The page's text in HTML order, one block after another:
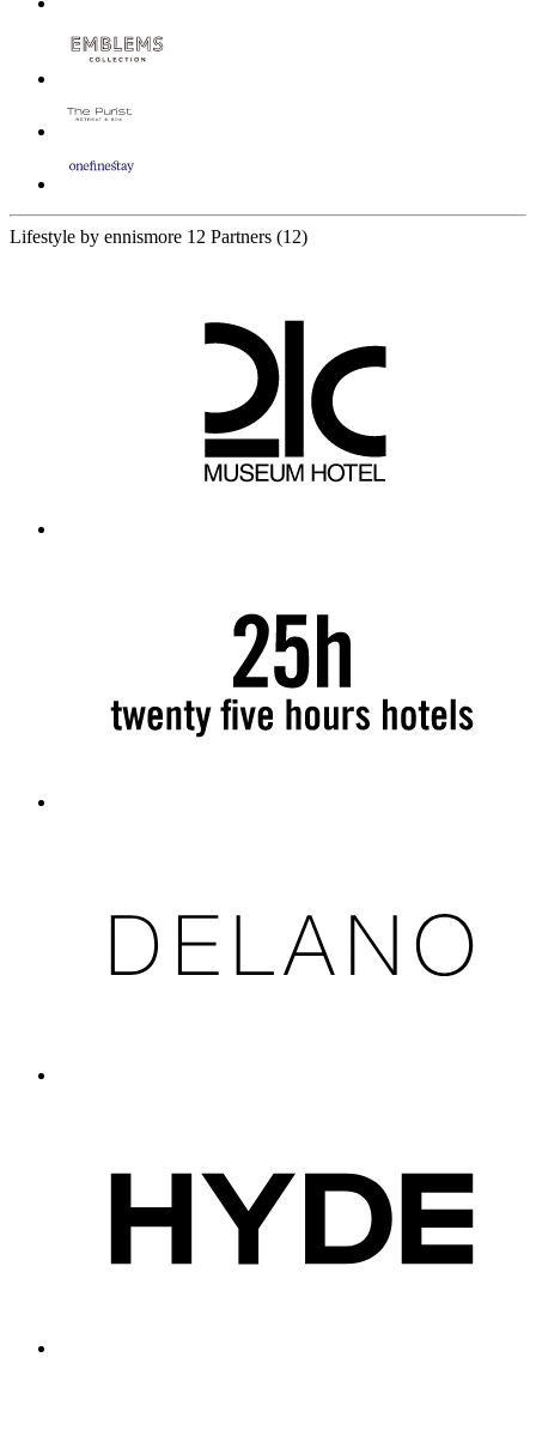
Lifestyle by ennismore 12 Partners (12)